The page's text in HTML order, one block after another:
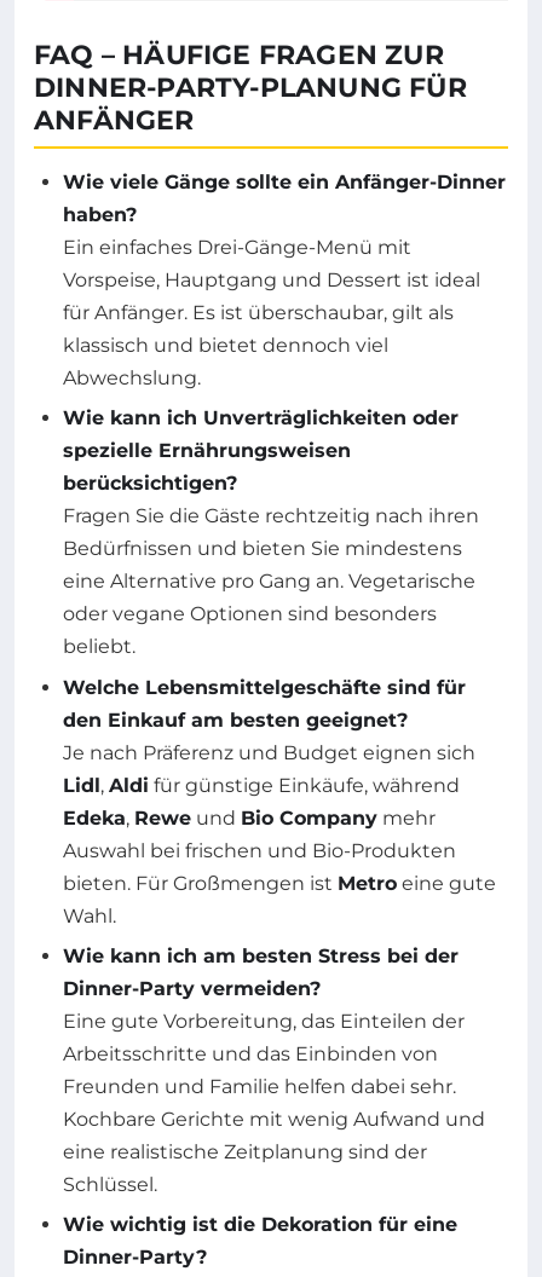
FAQ – HÄUFIGE FRAGEN ZUR
DINNER-PARTY-PLANUNG FÜR
ANFÄNGER
Wie viele Gänge sollte ein Anfänger-Dinner
haben?
Ein einfaches Drei-Gänge-Menü mit
Vorspeise, Hauptgang und Dessert ist ideal
für Anfänger. Es ist überschaubar, gilt als
klassisch und bietet dennoch viel
Abwechslung.
Wie kann ich Unverträglichkeiten oder
spezielle Ernährungsweisen
berücksichtigen?
Fragen Sie die Gäste rechtzeitig nach ihren
Bedürfnissen und bieten Sie mindestens
eine Alternative pro Gang an. Vegetarische
oder vegane Optionen sind besonders
beliebt.
Welche Lebensmittelgeschäfte sind für
den Einkauf am besten geeignet?
Je nach Präferenz und Budget eignen sich
Lidl, Aldi für günstige Einkäufe, während
Edeka, Rewe und Bio Company mehr
Auswahl bei frischen und Bio-Produkten
bieten. Für Großmengen ist Metro eine gute
Wahl.
Wie kann ich am besten Stress bei der
Dinner-Party vermeiden?
Eine gute Vorbereitung, das Einteilen der
Arbeitsschritte und das Einbinden von
Freunden und Familie helfen dabei sehr.
Kochbare Gerichte mit wenig Aufwand und
eine realistische Zeitplanung sind der
Schlüssel.
Wie wichtig ist die Dekoration für eine
Dinner-Party?